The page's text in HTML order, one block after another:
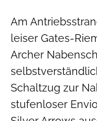
Am
leiser Gates-
Archer
Schaltzug zur
stufenloser